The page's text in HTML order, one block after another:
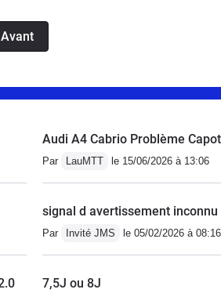
Audi A4 Cabrio Problème
Par LauMTT le 15/06/2026 à 13:06
signal d avertissement inconnu
Par Invité JMS le 05/02/2026 à 08:16
7,5J ou 8J